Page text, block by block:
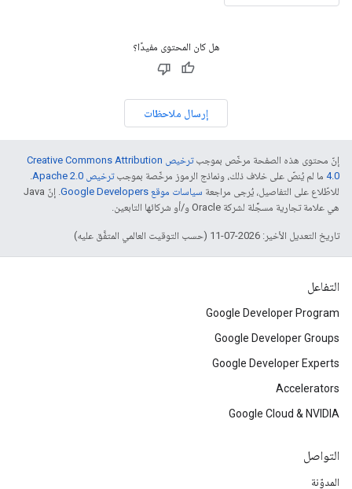
هل كان المحتوى مفيدًا؟
إرسال ملاحظات
إنّ محتوى هذه الصفحة مرخّص بموجب
ترخيص Creative Commons Attribution
4.0‏ ما لم يُنصّ على خلاف ذلك، ونماذج الرموز مرخّصة بموجبترخيص Apache 2.0‏
.
للاطّلاع على التفاصيل، يُرجى مراجعة سياسات موقع Google Developers‏
. إنّ Java
هي علامة تجارية مسجَّلة لشركة Oracle و/أو شركائها التابعين.
تاريخ التعديل الأخير: 2026-07-11 (حسب التوقيت العالمي المتفَّق عليه)
التفاعل
Google Developer Program
Google Developer Groups
Google Developer Experts
Accelerators
Google Cloud & NVIDIA
التواصل
المدوّنة